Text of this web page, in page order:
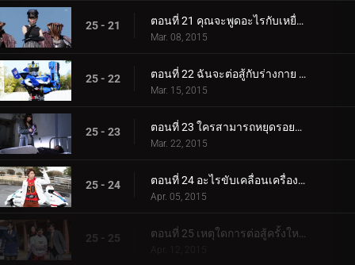
25 - 21 ตอนที่ 21 คุณจะพูดอะไรกับเหยื่อที่ไม่ปกติเหล่านี้?
Mar. 08, 2015
25 - 22 ตอนที่ 22 ฉันจะต่อสู้กับร่างกาย F1 ได้อย่างไร
Mar. 15, 2015
25 - 23 ตอนที่ 23 ใครสามารถหยุดรอยยิ้มซุกซนได้?
Mar. 22, 2015
25 - 24 ตอนที่ 24 อะไรขับเคลื่อนเครื่องจักรไปข้างหน้า?
Apr. 05, 2015
25 - 25
Apr. 12, 2015